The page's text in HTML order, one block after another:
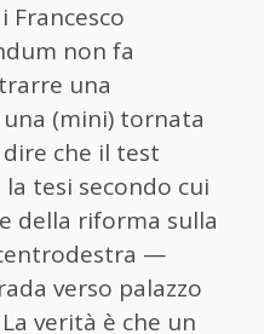
Francesco
non fa
una
(mini) tornata
che il test
tesi secondo cui
della riforma sulla
—
verso palazzo
verità è che un